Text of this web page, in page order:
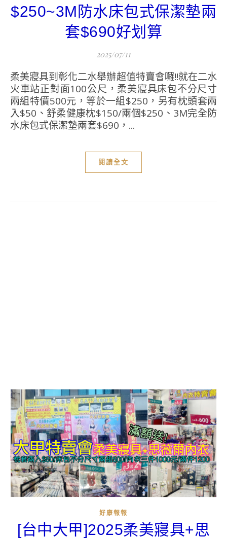
$250~3M防水床包式保潔墊兩
套$690好划算
2025/07/11
柔美寢具到彰化二水舉辦超值特賣會囉!!就在二水
火車站正對面100公尺，柔美寢具床包不分尺寸
兩組特價500元，等於一組$250，另有枕頭套兩
入$50、舒柔健康枕$150/兩個$250、3M完全防
水床包式保潔墊兩套$690，...
閱讀全文
好康報報
[台中大甲]2025柔美寢具+思